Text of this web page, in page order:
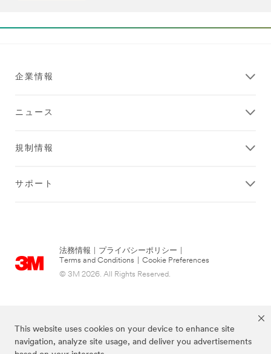
This website uses cookies on your device to enhance site
navigation, analyze site usage, and deliver you advertisements
企業情報
ニュース
規制情報
サポート
法務情報 プライバシーポリシー
Terms and Conditions
Cookie Preferences
© 3M 2026. All Rights Reserved.